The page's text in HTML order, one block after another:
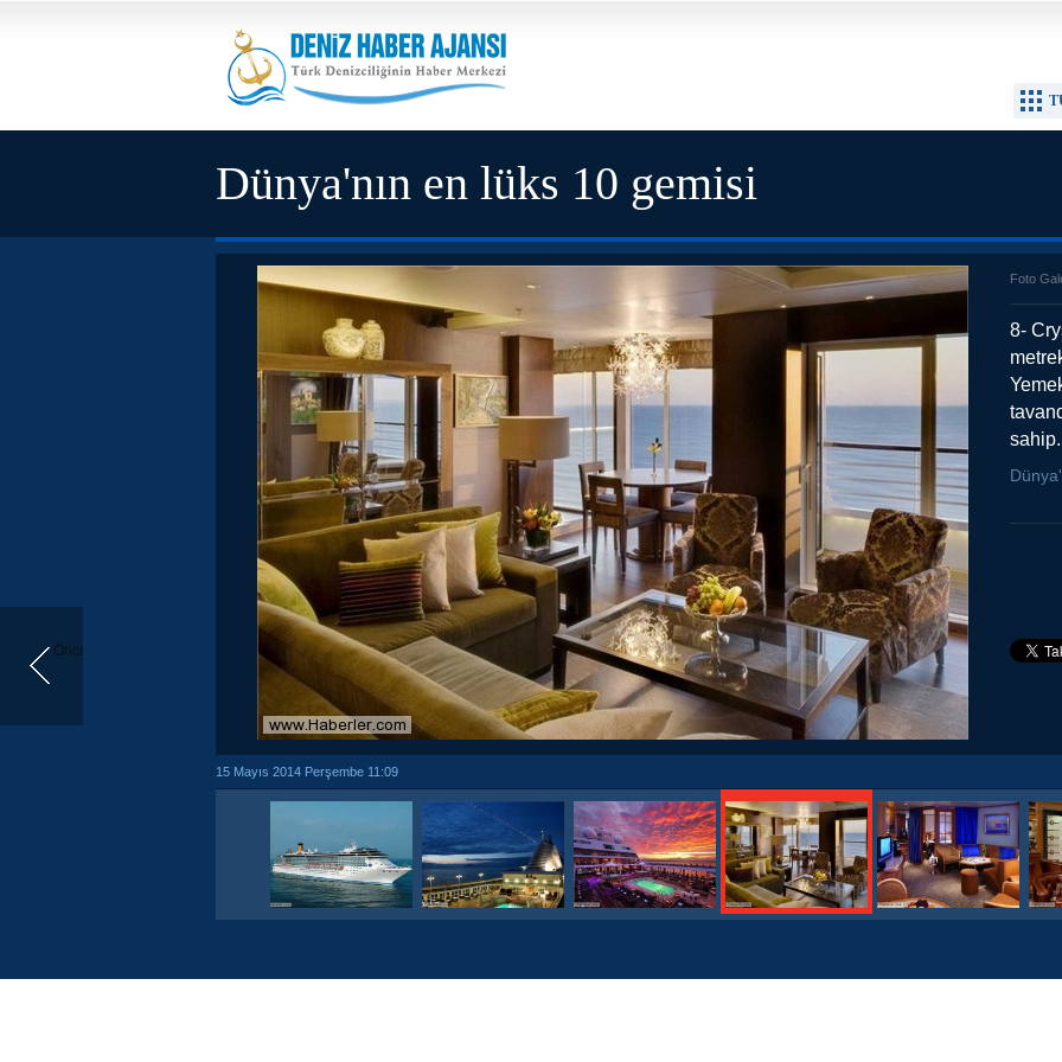
Önceki
Dünya'nın en lüks 10 gemisi
Foto
8-
sahip.
15 Mayıs 2014 Perşembe 11:09